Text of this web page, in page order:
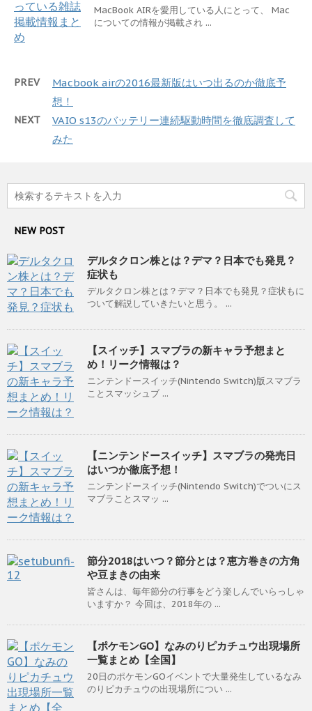
MacBook AIRを愛用している人にとって、 Mac
についての情報が掲載され ...
PREV
Macbook airの2016最新版はいつ出るのか徹底予
想！
NEXT
VAIO s13のバッテリー連続駆動時間を徹底調査して
みた
NEW POST
デルタクロン株とは？デマ？日本でも発見？
症状も
デルタクロン株とは？デマ？日本でも発見？症状もに
ついて解説していきたいと思う。 ...
【スイッチ】スマブラの新キャラ予想まと
め！リーク情報は？
ニンテンドースイッチ(Nintendo Switch)版スマブラ
ことスマッシュブ ...
【ニンテンドースイッチ】スマブラの発売日
はいつか徹底予想！
ニンテンドースイッチ(Nintendo Switch)でついにス
マブラことスマッ ...
節分2018はいつ？節分とは？恵方巻きの方角
や豆まきの由来
皆さんは、毎年節分の行事をどう楽しんでいらっしゃ
いますか？ 今回は、2018年の ...
【ポケモンGO】なみのりピカチュウ出現場所
一覧まとめ【全国】
20日のポケモンGOイベントで大量発生しているなみ
のりピカチュウの出現場所につい ...